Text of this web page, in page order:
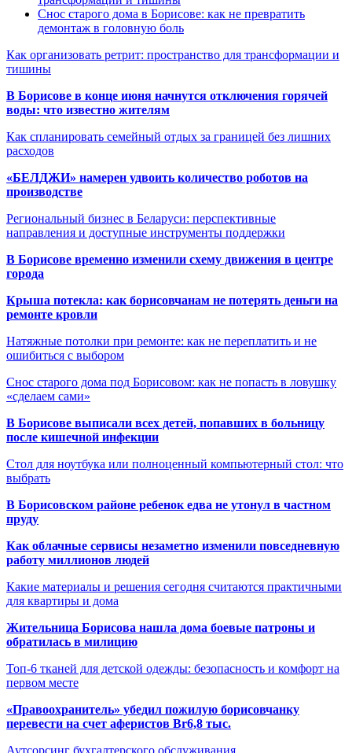
Снос старого дома в Борисове: как не превратить
демонтаж в головную боль
Как организовать ретрит: пространство для трансформации и
тишины
В Борисове в конце июня начнутся отключения горячей
воды: что известно жителям
Как спланировать семейный отдых за границей без лишних
расходов
«БЕЛДЖИ» намерен удвоить количество роботов на
производстве
Региональный бизнес в Беларуси: перспективные
направления и доступные инструменты поддержки
В Борисове временно изменили схему движения в центре
города
Крыша потекла: как борисовчанам не потерять деньги на
ремонте кровли
Натяжные потолки при ремонте: как не переплатить и не
ошибиться с выбором
Снос старого дома под Борисовом: как не попасть в ловушку
«сделаем сами»
В Борисове выписали всех детей, попавших в больницу
после кишечной инфекции
Стол для ноутбука или полноценный компьютерный стол: что
выбрать
В Борисовском районе ребенок едва не утонул в частном
пруду
Как облачные сервисы незаметно изменили повседневную
работу миллионов людей
Какие материалы и решения сегодня считаются практичными
для квартиры и дома
Жительница Борисова нашла дома боевые патроны и
обратилась в милицию
Топ-6 тканей для детской одежды: безопасность и комфорт на
первом месте
«Правоохранитель» убедил пожилую борисовчанку
перевести на счет аферистов Br6,8 тыс.